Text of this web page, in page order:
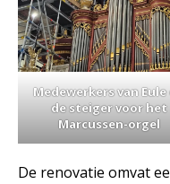
Medewerkers van Eule
de steiger voor het
Marcussen-orgel
De renovatie omvat